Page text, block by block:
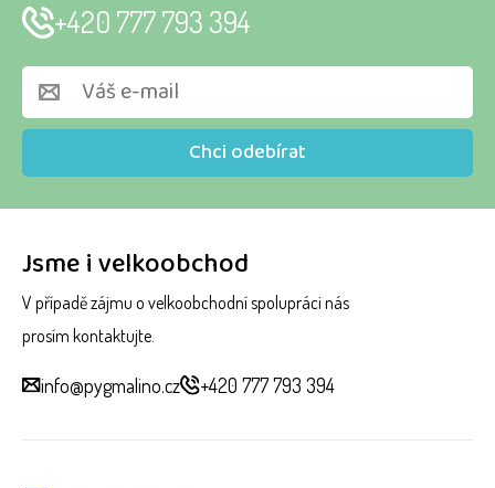
Jsme i velkoobchod
V případě zájmu o velkoobchodní spolupráci nás
prosím kontaktujte.
info@pygmalino.cz +420 777 793 394
Chci odebírat
+420 777 793 394